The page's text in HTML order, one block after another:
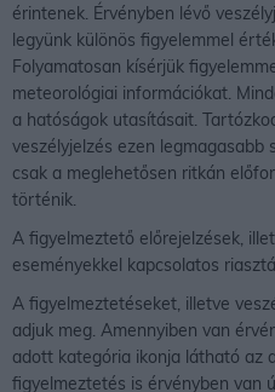
érintenek. Érvényben lévő
legyünk különös figyelemmel
Folyamatosan kísérjük
meteorológiai információkat.
a hatóságok utasításait.
veszélyjelzés ezen legmagasabb
csak a meglehetősen ritkán
történik.
A figyelmeztető előrejelzések,
eseményekkel kapcsolatos
A figyelmeztetéseket, illetve
adjuk meg. Amennyiben van
adott kategória ikonja látható az
figyelmeztetés is érvényben van